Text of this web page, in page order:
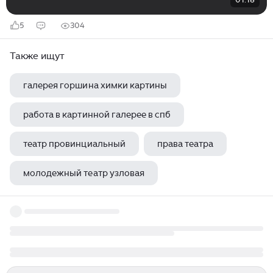
5 304
Также ищут
галерея горшина химки картины
работа в картинной галерее в спб
театр провинциальный права театра
молодежный театр узловая